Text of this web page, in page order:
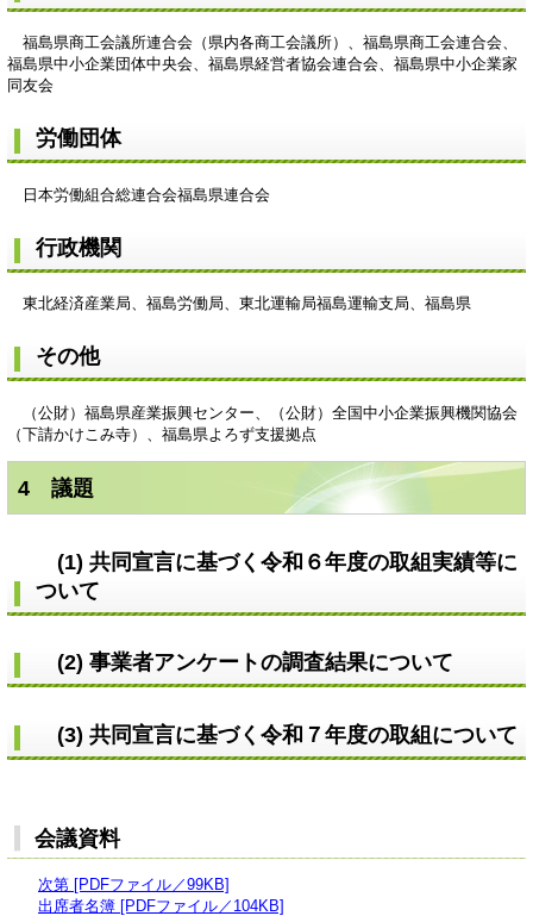
福島県商工会議所連合会（県内各商工会議所）、福島県商工会連合会、
福島県中小企業団体中央会、福島県経営者協会連合会、福島県中小企業家
同友会
労働団体
日本労働組合総連合会福島県連合会
行政機関
東北経済産業局、福島労働局、東北運輸局福島運輸支局、福島県
その他
（公財）福島県産業振興センター、（公財）全国中小企業振興機関協会
（下請かけこみ寺）、福島県よろず支援拠点
4 議題
(1) 共同宣言に基づく令和６年度の取組実績等に
ついて
(2) 事業者アンケートの調査結果について
(3) 共同宣言に基づく令和７年度の取組について
会議資料
次第 [PDFファイル／99KB]
出席者名簿 [PDFファイル／104KB]